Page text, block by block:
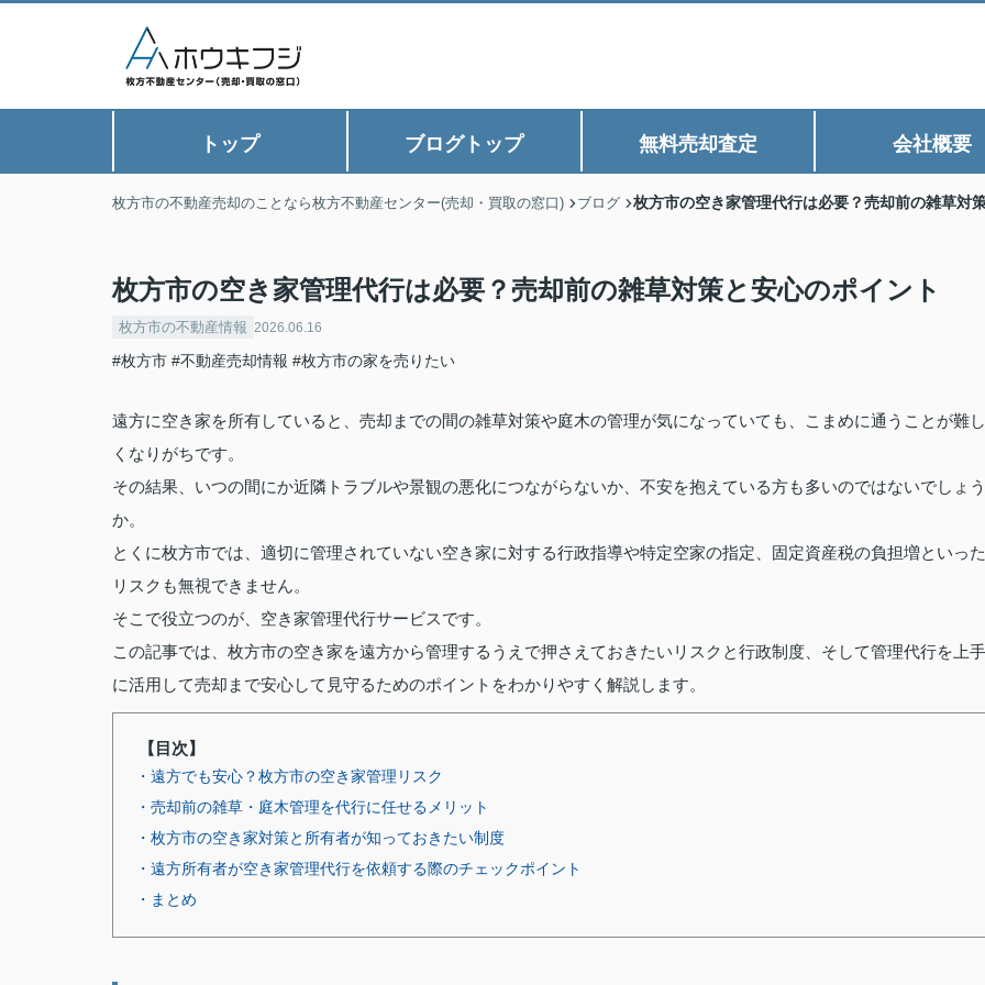
トップ ブログトップ 無料売却査定 会社概要
枚方市の不動産売却のことなら枚方不動産センター(売却・買取の窓口) ブログ 枚方市の空き家管理代行は必要？売却前の雑草対
枚方市の空き家管理代行は必要？売却前の雑草対策と安心のポイント
枚方市の不動産情報 2026.06.16
#枚方市 #不動産売却情報 #枚方市の家を売りたい
遠方に空き家を所有していると、売却までの間の雑草対策や庭木の管理が気になっていても、こまめに通うことが難し
くなりがちです。
その結果、いつの間にか近隣トラブルや景観の悪化につながらないか、不安を抱えている方も多いのではないでしょう
か。
とくに枚方市では、適切に管理されていない空き家に対する行政指導や特定空家の指定、固定資産税の負担増といった
リスクも無視できません。
そこで役立つのが、空き家管理代行サービスです。
この記事では、枚方市の空き家を遠方から管理するうえで押さえておきたいリスクと行政制度、そして管理代行を上手
に活用して売却まで安心して見守るためのポイントをわかりやすく解説します。
【目次】
・遠方でも安心？枚方市の空き家管理リスク
・売却前の雑草・庭木管理を代行に任せるメリット
・枚方市の空き家対策と所有者が知っておきたい制度
・遠方所有者が空き家管理代行を依頼する際のチェックポイント
・まとめ